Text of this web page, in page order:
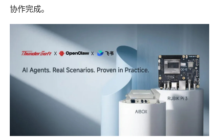
协作完成。